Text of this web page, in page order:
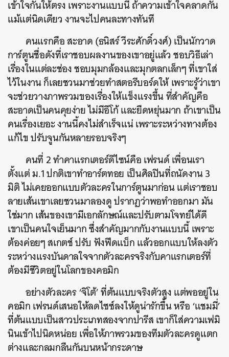
เข้าใจกันให้ตรง เพราะงานแบบนี้ ถ้าความเข้าใจคลาดกัน
แม้แต่นิดเดียว งานจะไปคนละทางทันที
คนแรกคือ สะอาด (ธนิสร์ วีระศักดิ์วงศ์) เป็นนักวาด
การ์ตูนชื่อดังที่เราชอบผลงานของเขาอยู่แล้ว ชอบวิธีเล่า
เรื่องในแต่ละช่อง ชอบมุมกล้องและมุกตลกเล็กๆ ที่เขาใส่
ไว้ในงาน ก็เลยชวนมาช่วยทำสตอรีบอร์ดให้ เพราะรู้ว่าเขา
จะช่วยวางภาพรวมของเรื่องให้แข็งแรงขึ้น ที่สำคัญคือ
สะอาดเป็นคนคุยง่าย ไม่มีอีโก้ และยืดหยุ่นมาก ถ้าเขาเป็น
คนเรื่องเยอะ งานนี้คงไม่สำเร็จแน่ เพราะระหว่างทางต้อง
แก้ไข ปรับจูนกันหลายรอบจริงๆ
คนที่ 2 ทำคาแรกเตอร์ดีไซน์คือ เฟรนด์ เพื่อนเรา
ตั้งแต่ ม.1 ปกติเขาทำอาร์ตทอย เป็นศิลปินที่ถนัดงาน 3
มิติ ไม่เคยออกแบบตัวละครในการ์ตูนมาก่อน แต่เราชอบ
ลายเส้นเขาเลยชวนมาลองดู ปรากฏว่าพอทำออกมา มัน
ใช่มาก เส้นของเขามีเอกลักษณ์และปรับตามโจทย์ได้ดี
เขาเป็นคนใจเย็นมาก ซึ่งสำคัญมากกับงานแบบนี้ เพราะ
ต้องค่อยๆ สเกตช์ ปรับ ฟังฟีดแบ็ก แล้วออกแบบให้ลงตัว
ระหว่างแรงบันดาลใจจากตัวละครจริงกับคาแรกเตอร์ที่
ต้องมีชีวิตอยู่ในโลกของคอมิก
อย่างตัวละคร ‘จิโต้’ ที่ต้นแบบจริงตัวสูง แต่พออยู่ใน
คอมิก เฟรนด์เสนอให้ลดไซซ์ลงให้ดูน่ารักขึ้น หรือ ‘แชมมี่’
ที่ต้นแบบเป็นสาวประเภทสองจากปารีส เขาก็ใส่ความเฟมิ
นินเข้าไปนิดหน่อย เพื่อให้ภาพรวมของทีมตัวละครดูแตก
ต่างและกลมกลืนกันบนหน้ากระดาษ